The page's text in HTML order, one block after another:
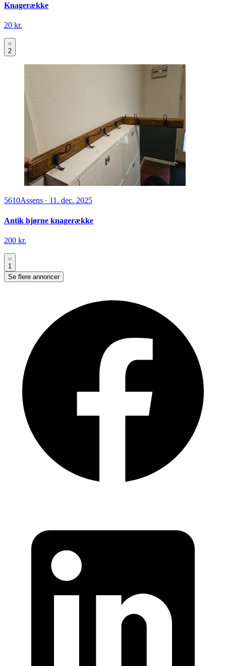
Knagerække
20 kr.
2
5610Assens · 11. dec. 2025
Antik hjørne knagerække
200 kr.
1
Se flere annoncer